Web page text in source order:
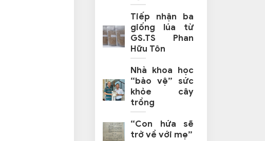
Tiếp nhận ba
giống lúa từ
GS.TS Phan
Hữu Tôn
Nhà khoa học
“bảo vệ” sức
khỏe cây
trồng
“Con hứa sẽ
trở về với mẹ”